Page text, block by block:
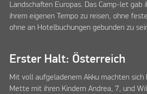
Landschaften Europas. Das Camp-let gab
ihrem eigenen Tempo zu reisen, ohne
ohne an Hotelbuchungen gebunden zu
Erster Halt: Österreich
Mit voll aufgeladenem Akku machten sich
Mette mit ihren Kindern Andrea, 7, und